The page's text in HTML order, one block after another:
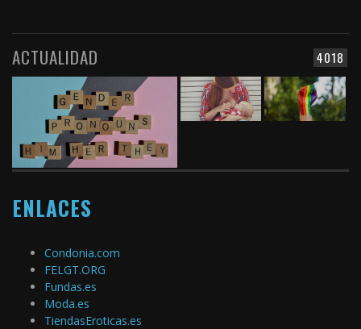
4018
ACTUALIDAD
ENLACES
Condonia.com
FELGT.ORG
Fundas.es
Moda.es
TiendasEroticas.es